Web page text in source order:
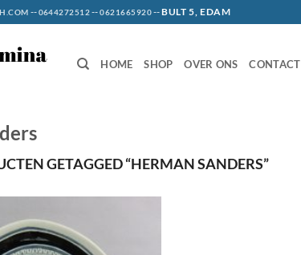
--0644272512--0621665920--BULT 5, EDAM
HOME SHOP OVER ONS CONTACT
GETAGGED “HERMAN SANDERS”